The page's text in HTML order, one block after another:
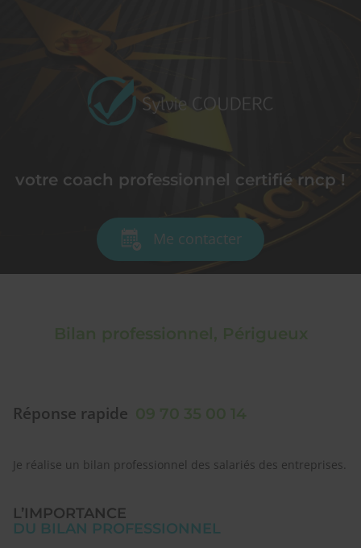
votre coach professionnel certifié rncp !
Me contacter
Réponse rapide
Je réalise un bilan professionnel des salariés des entreprises.
L’IMPORTANCE
DU BILAN PROFESSIONNEL